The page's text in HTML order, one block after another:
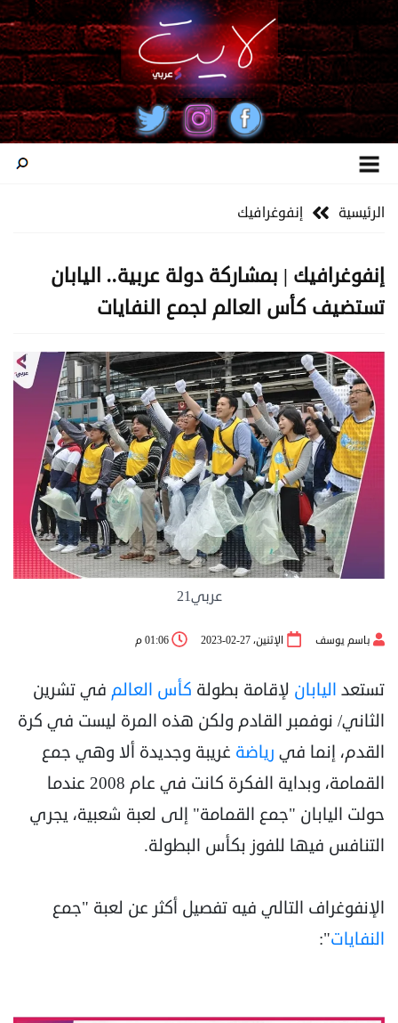
الرئيسية إنفوغرافيك
إنفوغرافيك | بمشاركة دولة عربية.. اليابان
تستضيف كأس العالم لجمع النفايات
عربي21
باسم يوسف الإثنين، 27-02-2023 01:06 م
تستعد اليابان لإقامة بطولة كأس العالم في تشرين
الثاني/ نوفمبر القادم ولكن هذه المرة ليست في كرة
القدم، إنما في رياضة غريبة وجديدة ألا وهي جمع
القمامة، وبداية الفكرة كانت في عام 2008 عندما
حولت اليابان "جمع القمامة" إلى لعبة شعبية، يجري
التنافس فيها للفوز بكأس البطولة.
الإنفوغراف التالي فيه تفصيل أكثر عن لعبة "جمع
النفايات":